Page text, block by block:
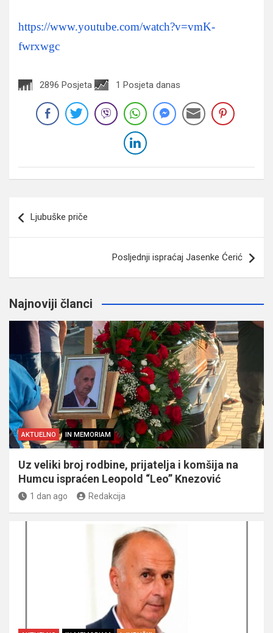
https://www.youtube.com/watch?v=vmK-
fwrxwgc
2896 Posjeta 1 Posjeta danas
članaka
Ljubuške priče
Posljednji ispraćaj Jasenke Ćerić
Najnoviji članci
AKTUELNO IN MEMORIAM
Uz veliki broj rodbine, prijatelja i komšija na
Humcu ispraćen Leopold “Leo” Knezović
1 dan ago Redakcija